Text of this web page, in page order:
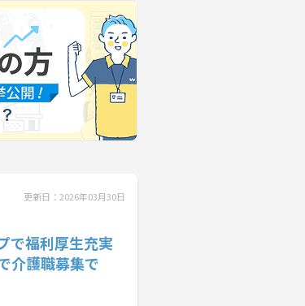
更新日：2026年03月30日
で福利厚生充実
介護職募集で